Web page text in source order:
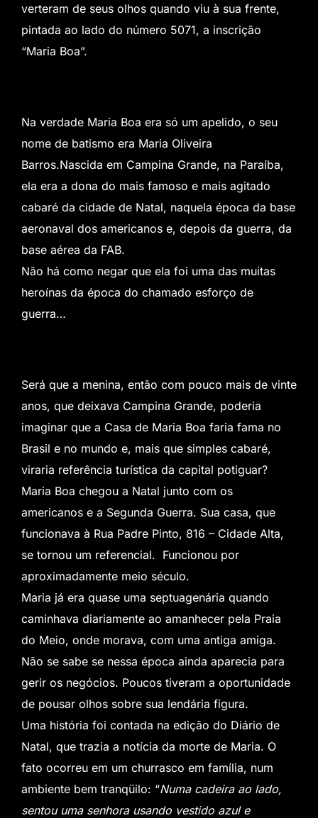
verteram de seus olhos quando viu à sua frente,
pintada ao lado do número 5071, a inscrição
“Maria Boa”.
Na verdade Maria Boa era só um apelido, o seu
nome de batismo era Maria Oliveira
Barros.Nascida em Campina Grande, na Paraíba,
ela era a dona do mais famoso e mais agitado
cabaré da cidade de Natal, naquela época da base
aeronaval dos americanos e, depois da guerra, da
base aérea da FAB.
Não há como negar que ela foi uma das muitas
heroínas da época do chamado esforço de
guerra…
Será que a menina, então com pouco mais de vinte
anos, que deixava Campina Grande, poderia
imaginar que a Casa de Maria Boa faria fama no
Brasil e no mundo e, mais que simples cabaré,
viraria referência turística da capital potiguar?
Maria Boa chegou a Natal junto com os
americanos e a Segunda Guerra. Sua casa, que
funcionava à Rua Padre Pinto, 816 – Cidade Alta,
se tornou um referencial. Funcionou por
aproximadamente meio século.
Maria já era quase uma septuagenária quando
caminhava diariamente ao amanhecer pela Praia
do Meio, onde morava, com uma antiga amiga.
Não se sabe se nessa época ainda aparecia para
gerir os negócios. Poucos tiveram a oportunidade
de pousar olhos sobre sua lendária figura.
Uma história foi contada na edição do Diário de
Natal, que trazia a notícia da morte de Maria. O
fato ocorreu em um churrasco em família, num
ambiente bem tranqüilo: “Numa cadeira ao lado,
sentou uma senhora usando vestido azul e